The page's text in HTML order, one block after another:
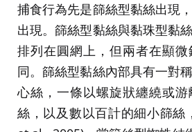
捕食行為先是篩絲型黏絲出現
出現。篩絲型黏絲與黏珠型黏
排列在圓網上，但兩者在顯
同。篩絲型黏絲內部具有一對
心絲，一條以螺旋狀纏繞或
絲，以及數以百計的細小篩絲